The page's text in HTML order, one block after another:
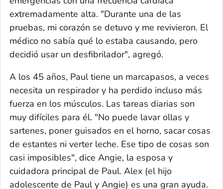
extremadamente alta. "Durante una de las
pruebas, mi corazón se detuvo y me revivieron. El
médico no sabía qué lo estaba causando, pero
decidió usar un desfibrilador", agregó.
A los 45 años, Paul tiene un marcapasos, a veces
necesita un respirador y ha perdido incluso más
fuerza en los músculos. Las tareas diarias son
muy difíciles para él. "No puede lavar ollas y
sartenes, poner guisados en el horno, sacar cosas
de estantes ni verter leche. Ese tipo de cosas son
casi imposibles", dice Angie, la esposa y
cuidadora principal de Paul. Alex (el hijo
adolescente de Paul y Angie) es una gran ayuda.